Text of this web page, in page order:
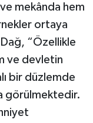
mekânda hem
ortaya
“Özellikle
ve devletin
bir düzlemde
görülmektedir.